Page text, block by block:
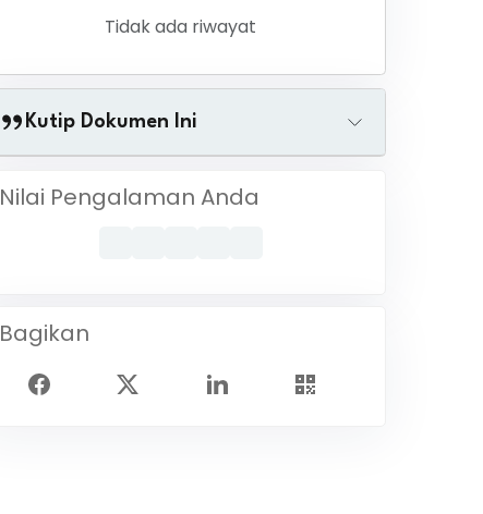
Tidak ada riwayat
Kutip Dokumen Ini
Nilai Pengalaman Anda
Bagikan